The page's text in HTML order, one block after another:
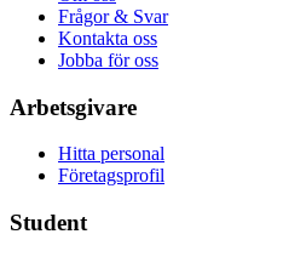
Frågor & Svar
Kontakta oss
Jobba för oss
Arbetsgivare
Hitta personal
Företagsprofil
Student